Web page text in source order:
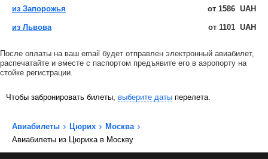
из Запорожья от 1586 UAH
из Львова от 1101 UAH
После оплаты на ваш email будет отправлен электронный авиабилет,
распечатайте и вместе с паспортом предъявите его в аэропорту на
стойке регистрации.
Чтобы забронировать билеты, выберите даты перелета.
Авиабилеты Цюрих
Москва
Авиабилеты из Цюриха в Москву